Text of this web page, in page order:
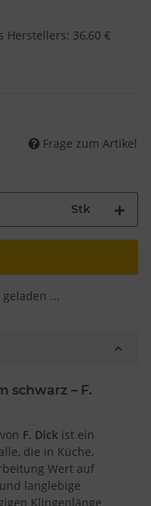
Herstellers: 36,60 €
Frage zum Artikel
Stk
...
schwarz – F.
von F. Dick ist ein
die in Küche,
Wert auf
langlebige
Klingenlänge